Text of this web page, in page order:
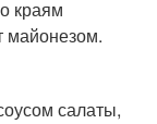
краям
майонезом.
салаты,